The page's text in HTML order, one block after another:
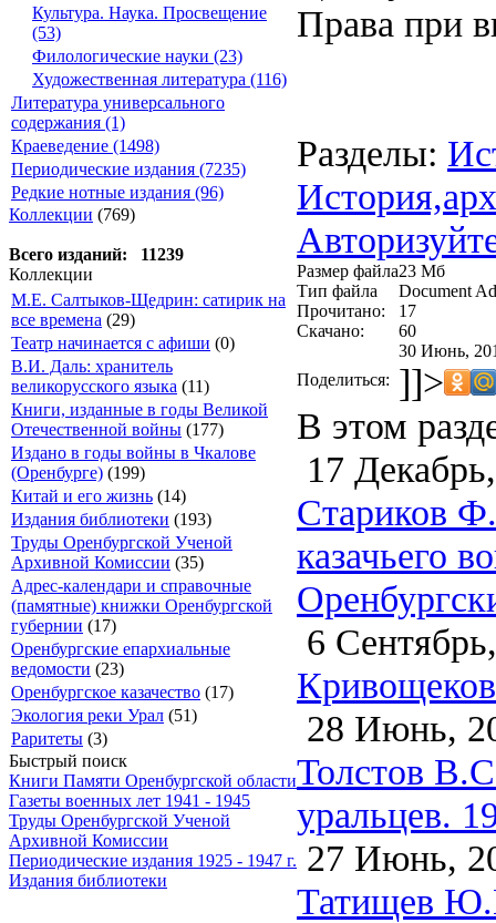
Культура. Наука. Просвещение
(53)
Филологические науки (23)
Художественная литература (116)
Литература универсального
содержания (1)
Краеведение (1498)
Периодические издания (7235)
Редкие нотные издания (96)
Коллекции (769)
Всего изданий: 11239
Коллекции
М.Е. Салтыков-Щедрин: сатирик на
все времена (29)
Театр начинается с афиши (0)
В.И. Даль: хранитель
великорусского языка (11)
Книги, изданные в годы Великой
Отечественной войны (177)
Издано в годы войны в Чкалове
(Оренбурге) (199)
Китай и его жизнь (14)
Издания библиотеки (193)
Труды Оренбургской Ученой
Архивной Комиссии (35)
Адрес-календари и справочные
(памятные) книжки Оренбургской
губернии (17)
Оренбургские епархиальные
ведомости (23)
Оренбургское казачество (17)
Экология реки Урал (51)
Раритеты (3)
Быстрый поиск
Книги Памяти Оренбургской области
Газеты военных лет 1941 - 1945
Труды Оренбургской Ученой
Архивной Комиссии
Периодические издания 1925 - 1947 г.
Издания библиотеки
Права при
Разделы:
Размер файла23 Мб
Тип файла
Document
Прочитано:
17
Скачано:
60
30 Июнь,
Поделиться: ]]>
В этом
17
Стариков
казачьего
6
28 Июнь,
Толстов
уральцев.
27 Июнь,
Татищев